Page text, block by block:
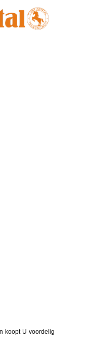
koopt U voordelig